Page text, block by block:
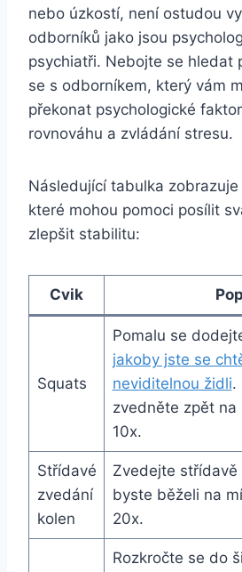
nebo úzkostí, není ostudou
odborníků jako jsou
psychiatři. Nebojte se hledat
se s odborníkem, který vám
překonat psychologické
rovnováhu a zvládání stresu.
Následující tabulka
které mohou pomoci posílit
zlepšit stabilitu:
Cvik
Squats
Pomalu se
jakoby jste se
neviditelnou židli.
zvedněte zpět na
10x.
Střídavé
zvedání
kolen
Zvedejte střídavě
byste běželi na
20x.
Rozkročte se do